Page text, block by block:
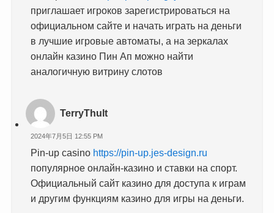
приглашает игроков зарегистрироваться на
официальном сайте и начать играть на деньги
в лучшие игровые автоматы, а на зеркалах
онлайн казино Пин Ап можно найти
аналогичную витрину слотов
TerryThult
2024年7月5日 12:55 PM
Pin-up casino https://pin-up.jes-design.ru
популярное онлайн-казино и ставки на спорт.
Официальный сайт казино для доступа к играм
и другим функциям казино для игры на деньги.